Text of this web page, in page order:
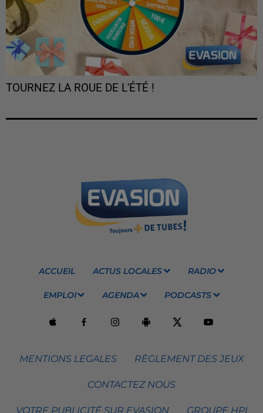
TOURNEZ LA ROUE DE L'ÉTÉ !
ACCUEIL ACTUS LOCALES RADIO
EMPLOI AGENDA PODCASTS
MENTIONS LEGALES RÈGLEMENT DES JEUX
CONTACTEZ NOUS
VOTRE PUBLICITÉ SUR EVASION GROUPE HPI